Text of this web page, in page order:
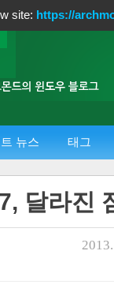
site: https://
뉴스 태그
달라진